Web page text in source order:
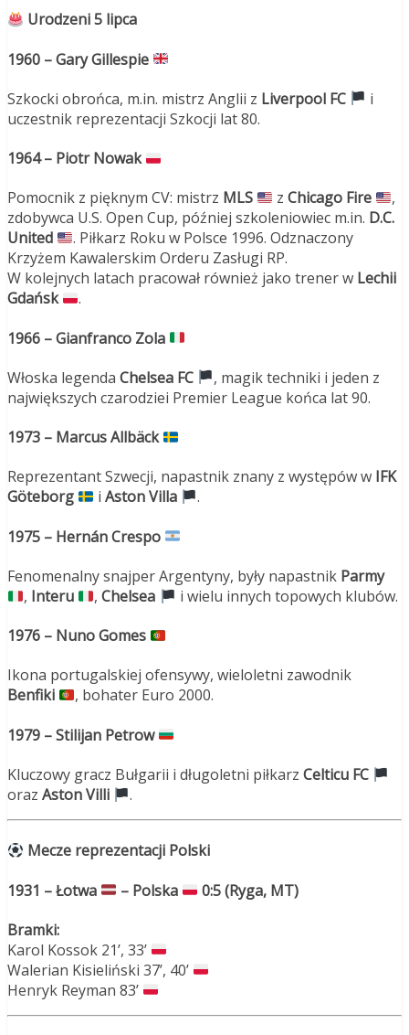
Urodzeni 5 lipca
1960 – Gary Gillespie
Szkocki obrońca, m.in. mistrz Anglii z Liverpool FC
i
uczestnik reprezentacji Szkocji lat 80.
1964 – Piotr Nowak
Pomocnik z pięknym CV: mistrz MLS zChicago Fire
,
zdobywca U.S. Open Cup, później szkoleniowiec m.in. D.C.
United
. Piłkarz Roku w Polsce 1996. Odznaczony
Krzyżem Kawalerskim Orderu Zasługi RP.
W kolejnych latach pracował również jako trener w Lechii
Gdańsk
.
1966 – Gianfranco Zola
Włoska legenda Chelsea FC
, magik techniki i jeden z
największych czarodziei Premier League końca lat 90.
1973 – Marcus Allbäck
Reprezentant Szwecji, napastnik znany z występów w IFK
Göteborg
iAston Villa
.
1975 – Hernán Crespo
Fenomenalny snajper Argentyny, były napastnik Parmy
, Interu ,Chelsea
i wielu innych topowych klubów.
1976 – Nuno Gomes
Ikona portugalskiej ofensywy, wieloletni zawodnik
Benfiki
, bohater Euro 2000.
1979 – Stilijan Petrow
Kluczowy gracz Bułgarii i długoletni piłkarz Celticu FC
oraz Aston Villi .
Mecze reprezentacji Polski
1931 – Łotwa
– Polska
0:5 (Ryga, MT)
Bramki:
Karol Kossok 21’, 33’
Walerian Kisieliński 37’, 40’
Henryk Reyman 83’